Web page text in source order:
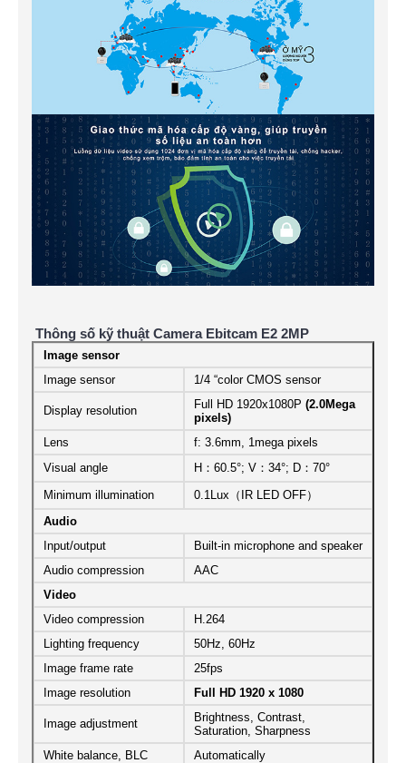
Thông số kỹ thuật Camera Ebitcam E2 2MP
Image sensor
Image sensor
1/4 “color CMOS sensor
Display resolution Full HD 1920x1080P (2.0Mega
pixels)
Lens
f: 3.6mm, 1mega pixels
Visual angle
H：60.5°; V：34°; D：70°
Minimum illumination
0.1Lux（IR LED OFF）
Audio
Input/output
Built-in microphone and speaker
Audio compression
AAC
Video
Video compression
H.264
Lighting frequency
50Hz, 60Hz
Image frame rate
25fps
Image resolution
Full HD 1920 x 1080
Image adjustment
Brightness, Contrast,
Saturation, Sharpness
White balance, BLC
Automatically